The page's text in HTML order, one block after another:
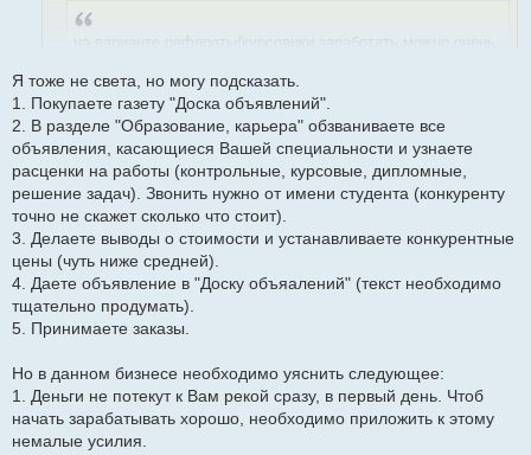
осталось. И налечь поплотнее на курсовики
Sweety а вы не подскажете, как можно выйти на такую работу
(если в курсе конечно)
Я тоже не света, но могу подсказать.
1. Покупаете газету "Доска объявлений".
2. В разделе "Образование, карьера" обзваниваете все
объявления, касающиеся Вашей специальности и узнаете
расценки на работы (контрольные, курсовые, дипломные,
решение задач). Звонить нужно от имени студента (конкуренту
точно не скажет сколько что стоит).
3. Делаете выводы о стоимости и устанавливаете конкурентные
цены (чуть ниже средней).
4. Даете объявление в "Доску объяалений" (текст необходимо
тщательно продумать).
5. Принимаете заказы.
Но в данном бизнесе необходимо уяснить следующее:
1. Деньги не потекут к Вам рекой сразу, в первый день. Чтоб
начать зарабатывать хорошо, необходимо приложить к этому
немалые усилия.